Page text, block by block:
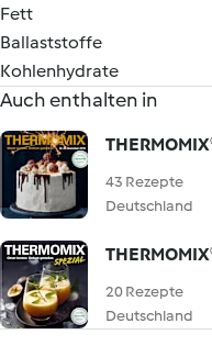
Fett
Ballaststoffe
Kohlenhydrate
Auch enthalten in
43 Rezepte
Deutschland
20 Rezepte
Deutschland